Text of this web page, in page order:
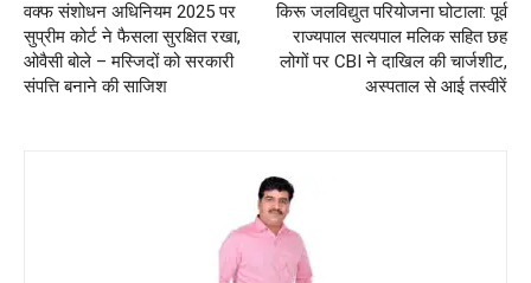
वक्फ संशोधन अधिनियम 2025 पर
सुप्रीम कोर्ट ने फैसला सुरक्षित रखा,
ओवैसी बोले – मस्जिदों को सरकारी
संपत्ति बनाने की साजिश
किरू जलविद्युत परियोजना घोटाला: पूर्व
राज्यपाल सत्यपाल मलिक सहित छह
लोगों पर CBI ने दाखिल की चार्जशीट,
अस्पताल से आई तस्वीरें